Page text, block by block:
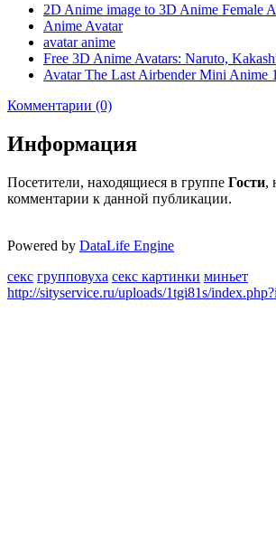
2D Anime image to 3D Anime Female
Anime Avatar
avatar anime
Free 3D Anime Avatars: Naruto,
Avatar The Last Airbender Mini Anime 1
Комментарии (0)
Информация
Посетители, находящиеся в группе Гости,
комментарии к данной публикации.
Powered by DataLife Engine
секс групповуха секс картинки миньет
http://sityservice.ru/uploads/1tgi81s/